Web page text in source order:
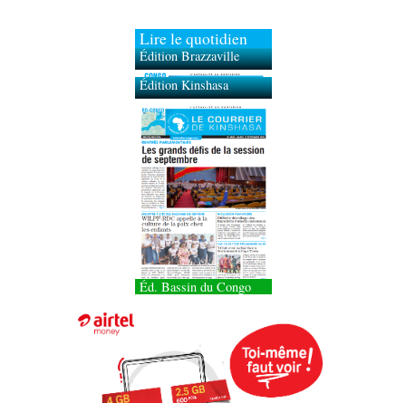
Lire le quotidien
Édition Brazzaville
Édition Kinshasa
Éd. Bassin du Congo